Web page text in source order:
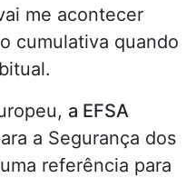
me acontecer
cumulativa quando
a EFSA
a Segurança dos
referência para